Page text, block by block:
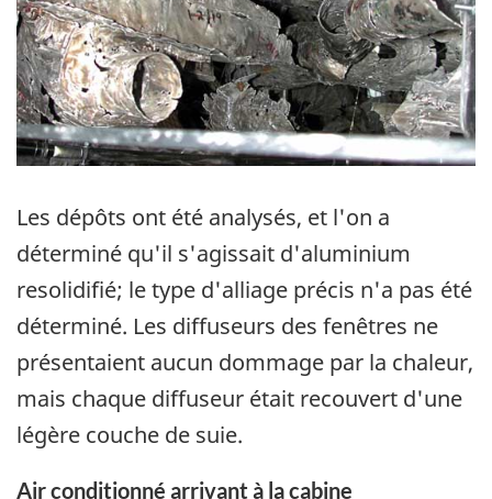
Les dépôts ont été analysés, et l'on a
déterminé qu'il s'agissait d'aluminium
resolidifié; le type d'alliage précis n'a pas été
déterminé. Les diffuseurs des fenêtres ne
présentaient aucun dommage par la chaleur,
mais chaque diffuseur était recouvert d'une
légère couche de suie.
Air conditionné arrivant à la cabine